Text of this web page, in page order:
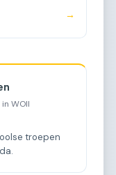
→
WOII
troepen